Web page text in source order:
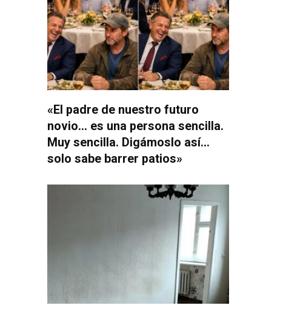
«El padre de nuestro futuro
novio… es una persona sencilla.
Muy sencilla. Digámoslo así…
solo sabe barrer patios»